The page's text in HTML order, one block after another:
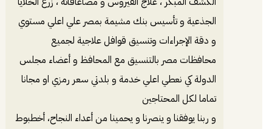
الجذعية و تأسيس بنك مشيمة بمصر علي اعلي مستوي
و دقة الإجراءات وتنسيق قوافل علاجية لجميع
محافظات مصر بالتنسيق مع المحافظ و أعضاء مجلس
الدولة كي نعطي اعلي خدمة و بلدتي سعر رمزي او مجانا
تماما لكل المحتاجين
و ربنا يوفقنا و ينصرنا و يحمينا من أعداء النجاح، أخطبوط